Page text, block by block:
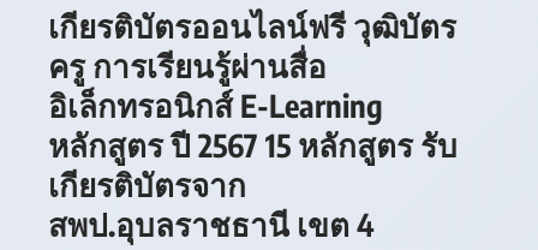
เกียรติบัตรออนไลน์ฟรี วุฒิบัตร
ครู การเรียนรู้ผ่านสื่อ
อิเล็กทรอนิกส์ E-Learning
หลักสูตร ปี 2567 15 หลักสูตร รับ
เกียรติบัตรจาก
สพป.อุบลราชธานี เขต 4